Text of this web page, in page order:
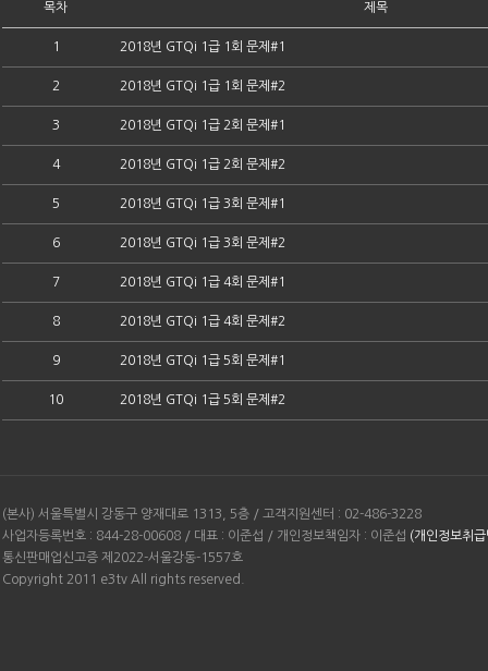
목차 제목
1 2018년 GTQi 1급 1회 문제#1
2 2018년 GTQi 1급 1회 문제#2
3 2018년 GTQi 1급 2회 문제#1
4 2018년 GTQi 1급 2회 문제#2
5 2018년 GTQi 1급 3회 문제#1
6 2018년 GTQi 1급 3회 문제#2
7 2018년 GTQi 1급 4회 문제#1
8 2018년 GTQi 1급 4회 문제#2
9 2018년 GTQi 1급 5회 문제#1
10 2018년 GTQi 1급 5회 문제#2
(본사) 서울특별시 강동구 양재대로 1313, 5층 / 고객지원센터 : 02-486-3228
사업자등록번호 : 844-28-00608 / 대표 : 이준섭 / 개인정보책임자 : 이준섭 (개인정보취
통신판매업신고증 제2022-서울강동-1557호
Copyright 2011 e3tv All rights reserved.